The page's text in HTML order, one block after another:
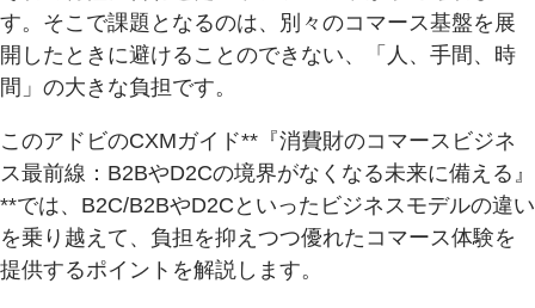
す。そこで課題となるのは、別々のコマース基盤を展
開したときに避けることのできない、「人、手間、時
間」の大きな負担です。
このアドビのCXMガイド**『消費財のコマースビジネ
ス最前線：B2BやD2Cの境界がなくなる未来に備える』
**では、B2C/B2BやD2Cといったビジネスモデルの違い
を乗り越えて、負担を抑えつつ優れたコマース体験を
提供するポイントを解説します。